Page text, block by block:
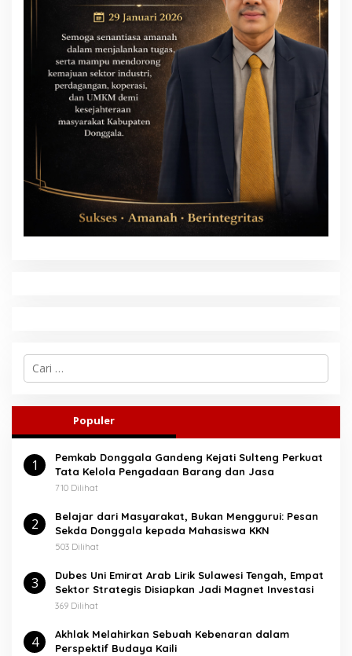
C
i
n
u
k
Populer
1
Pemkab Donggala Gandeng Kejati Sulteng Perkuat
Tata Kelola Pengadaan Barang dan Jasa
710 Dilihat
2
Belajar dari Masyarakat, Bukan Menggurui: Pesan
Sekda Donggala kepada Mahasiswa KKN
503 Dilihat
3
Dubes Uni Emirat Arab Lirik Sulawesi Tengah, Empat
Sektor Strategis Disiapkan Jadi Magnet Investasi
369 Dilihat
4
Akhlak Melahirkan Sebuah Kebenaran dalam
Perspektif Budaya Kaili